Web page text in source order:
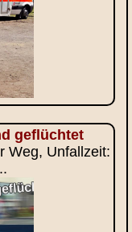
geflüchtet
Weg, Unfallzeit: